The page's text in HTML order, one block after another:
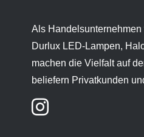
Als
Durlux LED-Lampen,
machen die Vielfalt auf
beliefern Privatkunden